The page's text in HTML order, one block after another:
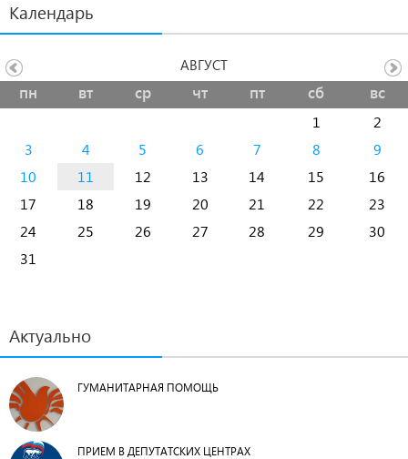
Календарь
пн вт ср чт пт сб вс
1
2
3
4 5 6 7 8
9
10
11 12 13 14 15
16
17
18 19 20 21 22
23
24
25 26 27 28 29
30
31
АВГУСТ
Актуально
ГУМАНИТАРНАЯ ПОМОЩЬ
ПРИЕМ В ДЕПУТАТСКИХ ЦЕНТРАХ